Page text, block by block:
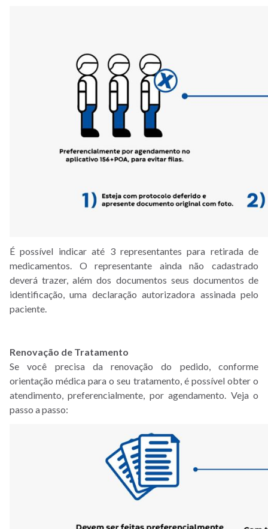
É possível indicar até 3 representantes para retirada de
medicamentos. O representante ainda não cadastrado
deverá trazer, além dos documentos seus documentos de
identificação, uma declaração autorizadora assinada pelo
paciente.
Renovação de Tratamento
Se você precisa da renovação do pedido, conforme
orientação médica para o seu tratamento, é possível obter o
atendimento, preferencialmente, por agendamento. Veja o
passo a passo: